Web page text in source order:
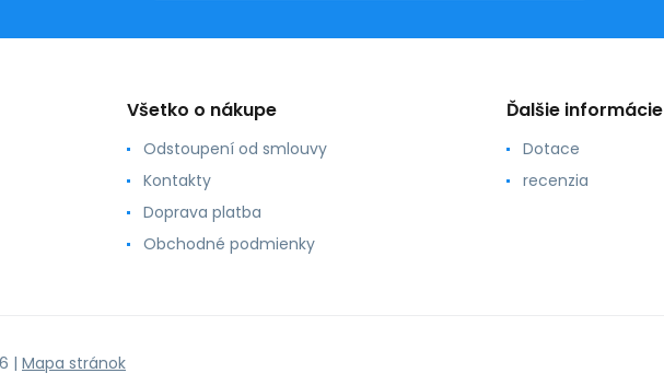
Všetko o nákupe
Odstoupení od smlouvy
Kontakty
Doprava platba
Obchodné podmienky
Ďalšie informácie
Dotace
recenzia
| Mapa stránok